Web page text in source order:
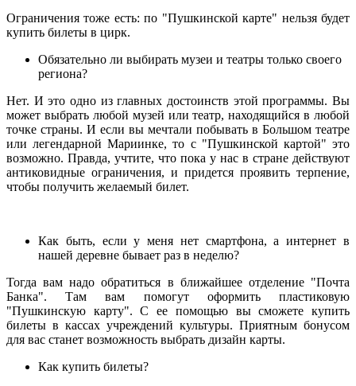
Ограничения тоже есть: по "Пушкинской карте" нельзя будет
купить билеты в цирк.
Обязательно ли выбирать музеи и театры только своего
региона?
Нет. И это одно из главных достоинств этой программы. Вы
может выбрать любой музей или театр, находящийся в любой
точке страны. И если вы мечтали побывать в Большом театре
или легендарной Мариинке, то с "Пушкинской картой" это
возможно. Правда, учтите, что пока у нас в стране действуют
антиковидные ограничения, и придется проявить терпение,
чтобы получить желаемый билет.
Как быть, если у меня нет смартфона, а интернет в
нашей деревне бывает раз в неделю?
Тогда вам надо обратиться в ближайшее отделение "Почта
Банка". Там вам помогут оформить пластиковую
"Пушкинскую карту". С ее помощью вы сможете купить
билеты в кассах учреждений культуры. Приятным бонусом
для вас станет возможность выбрать дизайн карты.
Как купить билеты?